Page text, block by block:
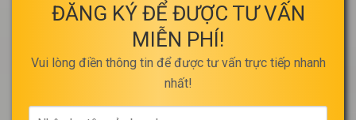
ĐĂNG KÝ ĐỂ ĐƯỢC TƯ VẤN
MIỄN PHÍ!
Vui lòng điền thông tin để được tư vấn trực tiếp nhanh
nhất!